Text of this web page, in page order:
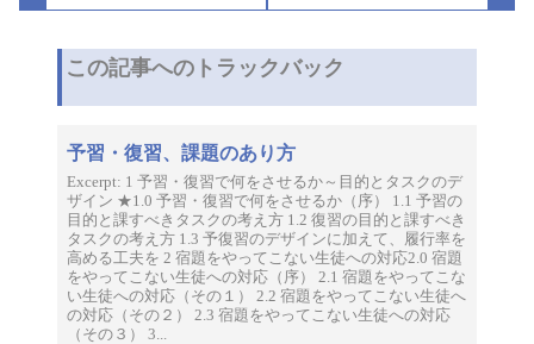
ビ
この記事へのトラックバック
予習・復習、課題のあり方
Excerpt: 1 予習・復習で何をさせるか～目的とタスクのデ
ザイン ★1.0 予習・復習で何をさせるか（序） 1.1 予習の
目的と課すべきタスクの考え方 1.2 復習の目的と課すべき
タスクの考え方 1.3 予復習のデザインに加えて、履行率を
高める工夫を 2 宿題をやってこない生徒への対応2.0 宿題
をやってこない生徒への対応（序） 2.1 宿題をやってこな
い生徒への対応（その１） 2.2 宿題をやってこない生徒へ
の対応（その２） 2.3 宿題をやってこない生徒への対応
（その３） 3...